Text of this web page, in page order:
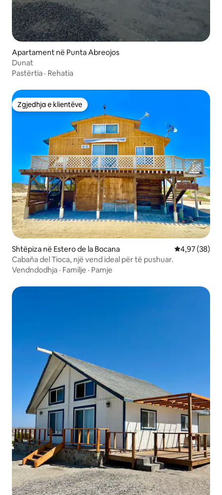
Apartament në Punta Abreojos
Dunat
Pastërtia · Rehatia
Zgjedhja e klientëve
Zgjedhja e klientëve
Shtëpiza në Estero de la Bocana Vlerësimi
4,97 (38)
Cabaña del Tioca, një vend ideal për të pushuar.
Vendndodhja · Familje · Pamje